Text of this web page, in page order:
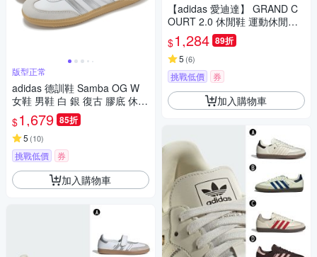
版型正常
adidas 德訓鞋 Samba OG W
女鞋 男鞋 白 銀 復古 膠底 休閒
鞋 愛迪達 JI2725
$1,679 85折
5 (10)
挑戰低價 券
加入購物車
【adidas 愛迪達】 GRAND C
OURT 2.0 休閒鞋 運動休閒鞋
男鞋/女鞋 GW9196
$1,284 89折
5 (6)
挑戰低價 券
加入購物車